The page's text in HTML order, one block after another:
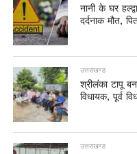
नानी के घर
दर्दनाक मौत,
उत्तराखण्ड
श्रीलंका टापू
विधायक, पूर्व
उत्तराखण्ड